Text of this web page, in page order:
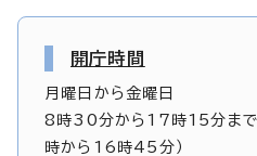
開庁時間
月曜日から金曜日
8時30分から17時15分まで
時から16時45分）